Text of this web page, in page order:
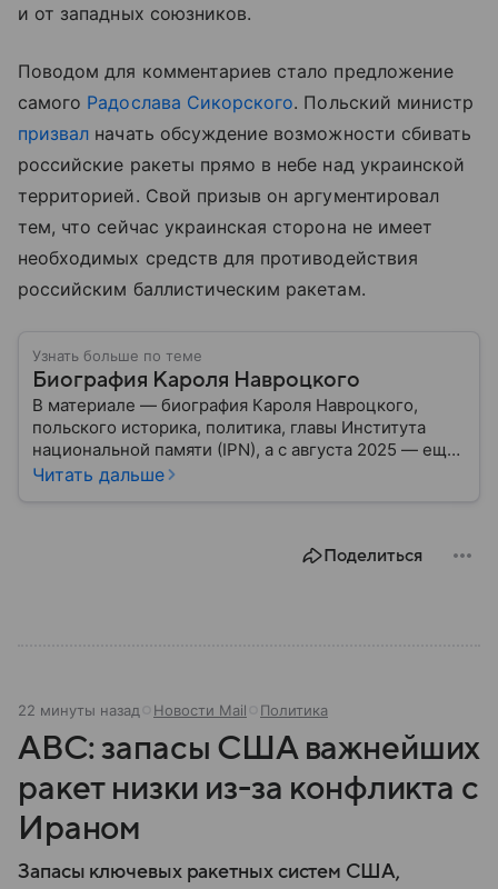
и от западных союзников.
Поводом для комментариев стало предложение
самого Радослава Сикорского. Польский министр
призвал начать обсуждение возможности сбивать
российские ракеты прямо в небе над украинской
территорией. Свой призыв он аргументировал
тем, что сейчас украинская сторона не имеет
необходимых средств для противодействия
российским баллистическим ракетам.
Узнать больше по теме
Биография Кароля Навроцкого
В материале — биография Кароля Навроцкого,
польского историка, политика, главы Института
национальной памяти (IPN), а с августа 2025 — еще
и президента Польши. Собрали главные детали его
Читать дальше
Поделиться
22 минуты назад Новости Mail Политика
ABC: запасы США важнейших
ракет низки из-за конфликта с
Ираном
Запасы ключевых ракетных систем США,